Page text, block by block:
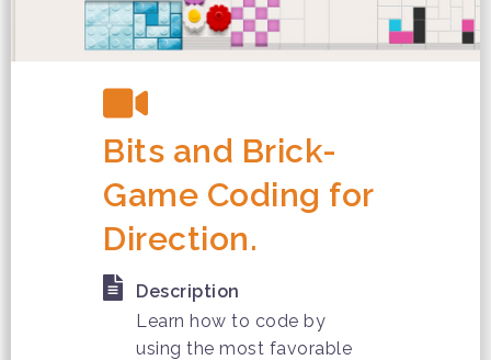
Bits and Brick-
Game Coding for
Direction.
Description
Learn how to code by
using the most favorable